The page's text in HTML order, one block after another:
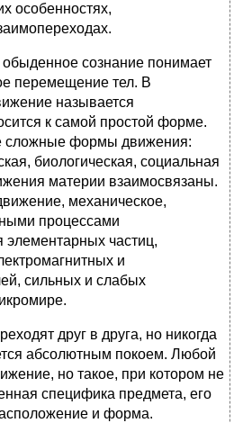
особенностях,
сознание понимает
перемещение тел. В
называется
к самой простой форме.
сложные формы движения:
биологическая, социальная
материи взаимосвязаны.
механическое,
процессами
частиц,
и
сильных и слабых
друг в друга, но никогда
абсолютным покоем. Любой
но такое, при котором не
специфика предмета, его
и форма.